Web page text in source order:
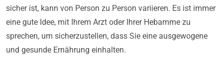
sicher ist, kann von Person zu Person variieren. Es ist immer
eine gute Idee, mit Ihrem Arzt oder Ihrer Hebamme zu
sprechen, um sicherzustellen, dass Sie eine ausgewogene
und gesunde Ernährung einhalten.